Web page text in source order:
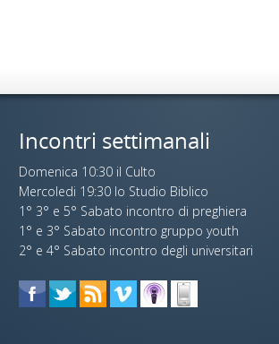
Incontri settimanali
Domenica 10:30 il Culto
Mercoledi 19:30 lo Studio Biblico
1° 3° e 5° Sabato incontro di preghiera
1° e 3° Sabato incontro gruppo youth
2° e 4° Sabato incontro degli universitari